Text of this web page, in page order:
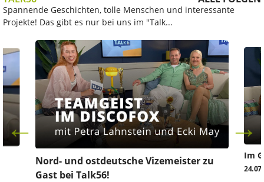
Spannende Geschichten, tolle Menschen und interessante
Projekte! Das gibt es nur bei uns im "Talk...
Nord- und ostdeutsche Vizemeister zu
Gast bei Talk56!
Im